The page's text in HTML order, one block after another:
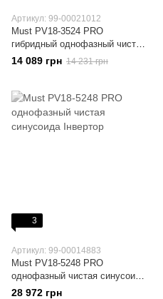
Артикул: 99-00021012
Must PV18-3524 PRO
гибридный однофазный чистая
синусоида Інвертор
14 089 грн 14 231 грн
3
Артикул: 99-00014883
Must PV18-5248 PRO
однофазный чистая синусоида
Інвертор
28 972 грн